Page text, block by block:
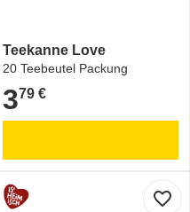
Teekanne Love
20 Teebeutel Packung
3,79 €
379 €
favorite_border